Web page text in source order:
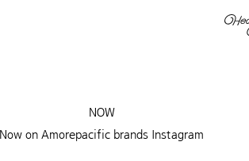
NOW
Now on Amorepacific brands Instagram